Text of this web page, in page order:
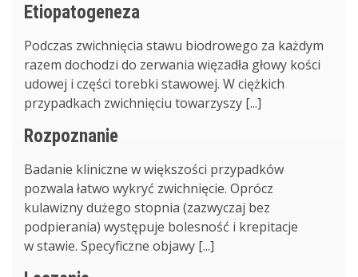
Etiopatogeneza
Podczas zwichnięcia stawu biodrowego za każdym
razem dochodzi do zerwania więzadła głowy kości
udowej i części torebki stawowej. W ciężkich
przypadkach zwichnięciu towarzyszy [...]
Rozpoznanie
Badanie kliniczne w większości przypadków
pozwala łatwo wykryć zwichnięcie. Oprócz
kulawizny dużego stopnia (zazwyczaj bez
podpierania) występuje bolesność i krepitacje
w stawie. Specyficzne objawy [...]